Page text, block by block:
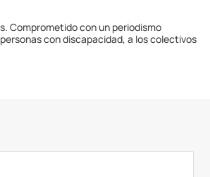
Comprometido con un periodismo
con discapacidad, a los colectivos